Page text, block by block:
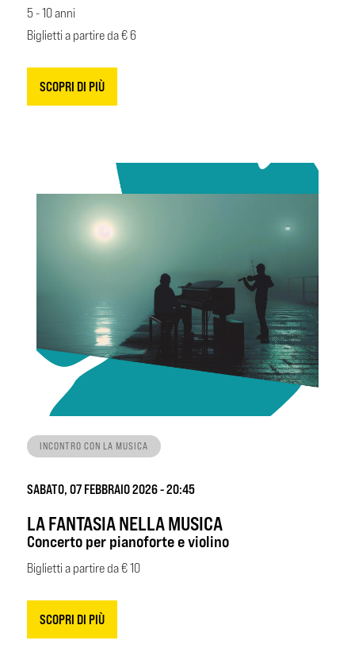
5 - 10 anni
Biglietti a partire da € 6
SCOPRI DI PIÙ
INCONTRO CON LA MUSICA
SABATO, 07 FEBBRAIO 2026 - 20:45
LA FANTASIA NELLA MUSICA
Concerto per pianoforte e violino
Biglietti a partire da € 10
SCOPRI DI PIÙ